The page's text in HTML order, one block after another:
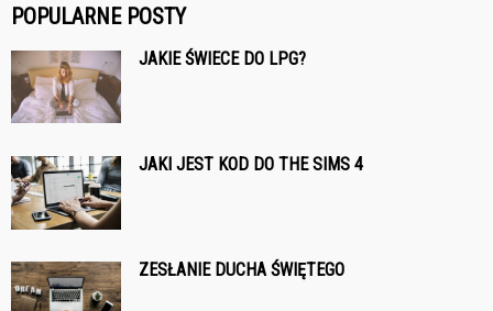
POPULARNE POSTY
JAKIE ŚWIECE DO LPG?
JAKI JEST KOD DO THE SIMS 4
ZESŁANIE DUCHA ŚWIĘTEGO